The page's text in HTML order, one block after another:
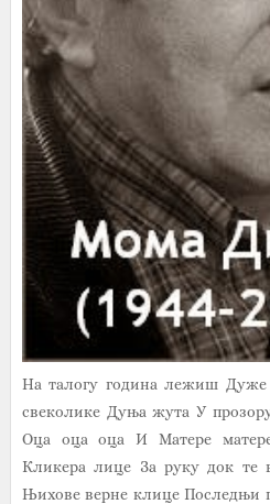
На талогу година лежиш Дуже
свеколике Дуња жута У прозору
Оца оца оца И Матере
Кликера лице За руку док те
Њихове верне клице Последњи